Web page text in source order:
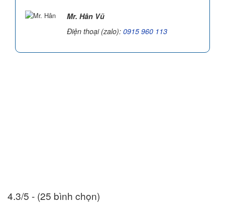
Mr. Hân Vũ
Điện thoại (zalo): 0915 960 113
4.3/5 - (25 bình chọn)